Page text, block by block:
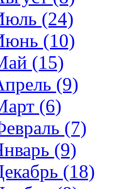
(24)
(10)
(15)
(9)
(6)
(7)
(9)
(18)